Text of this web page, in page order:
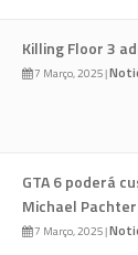
Killing Floor 3
7 Março, 2025|
GTA 6 poderá
Michael Pachter
7 Março, 2025|